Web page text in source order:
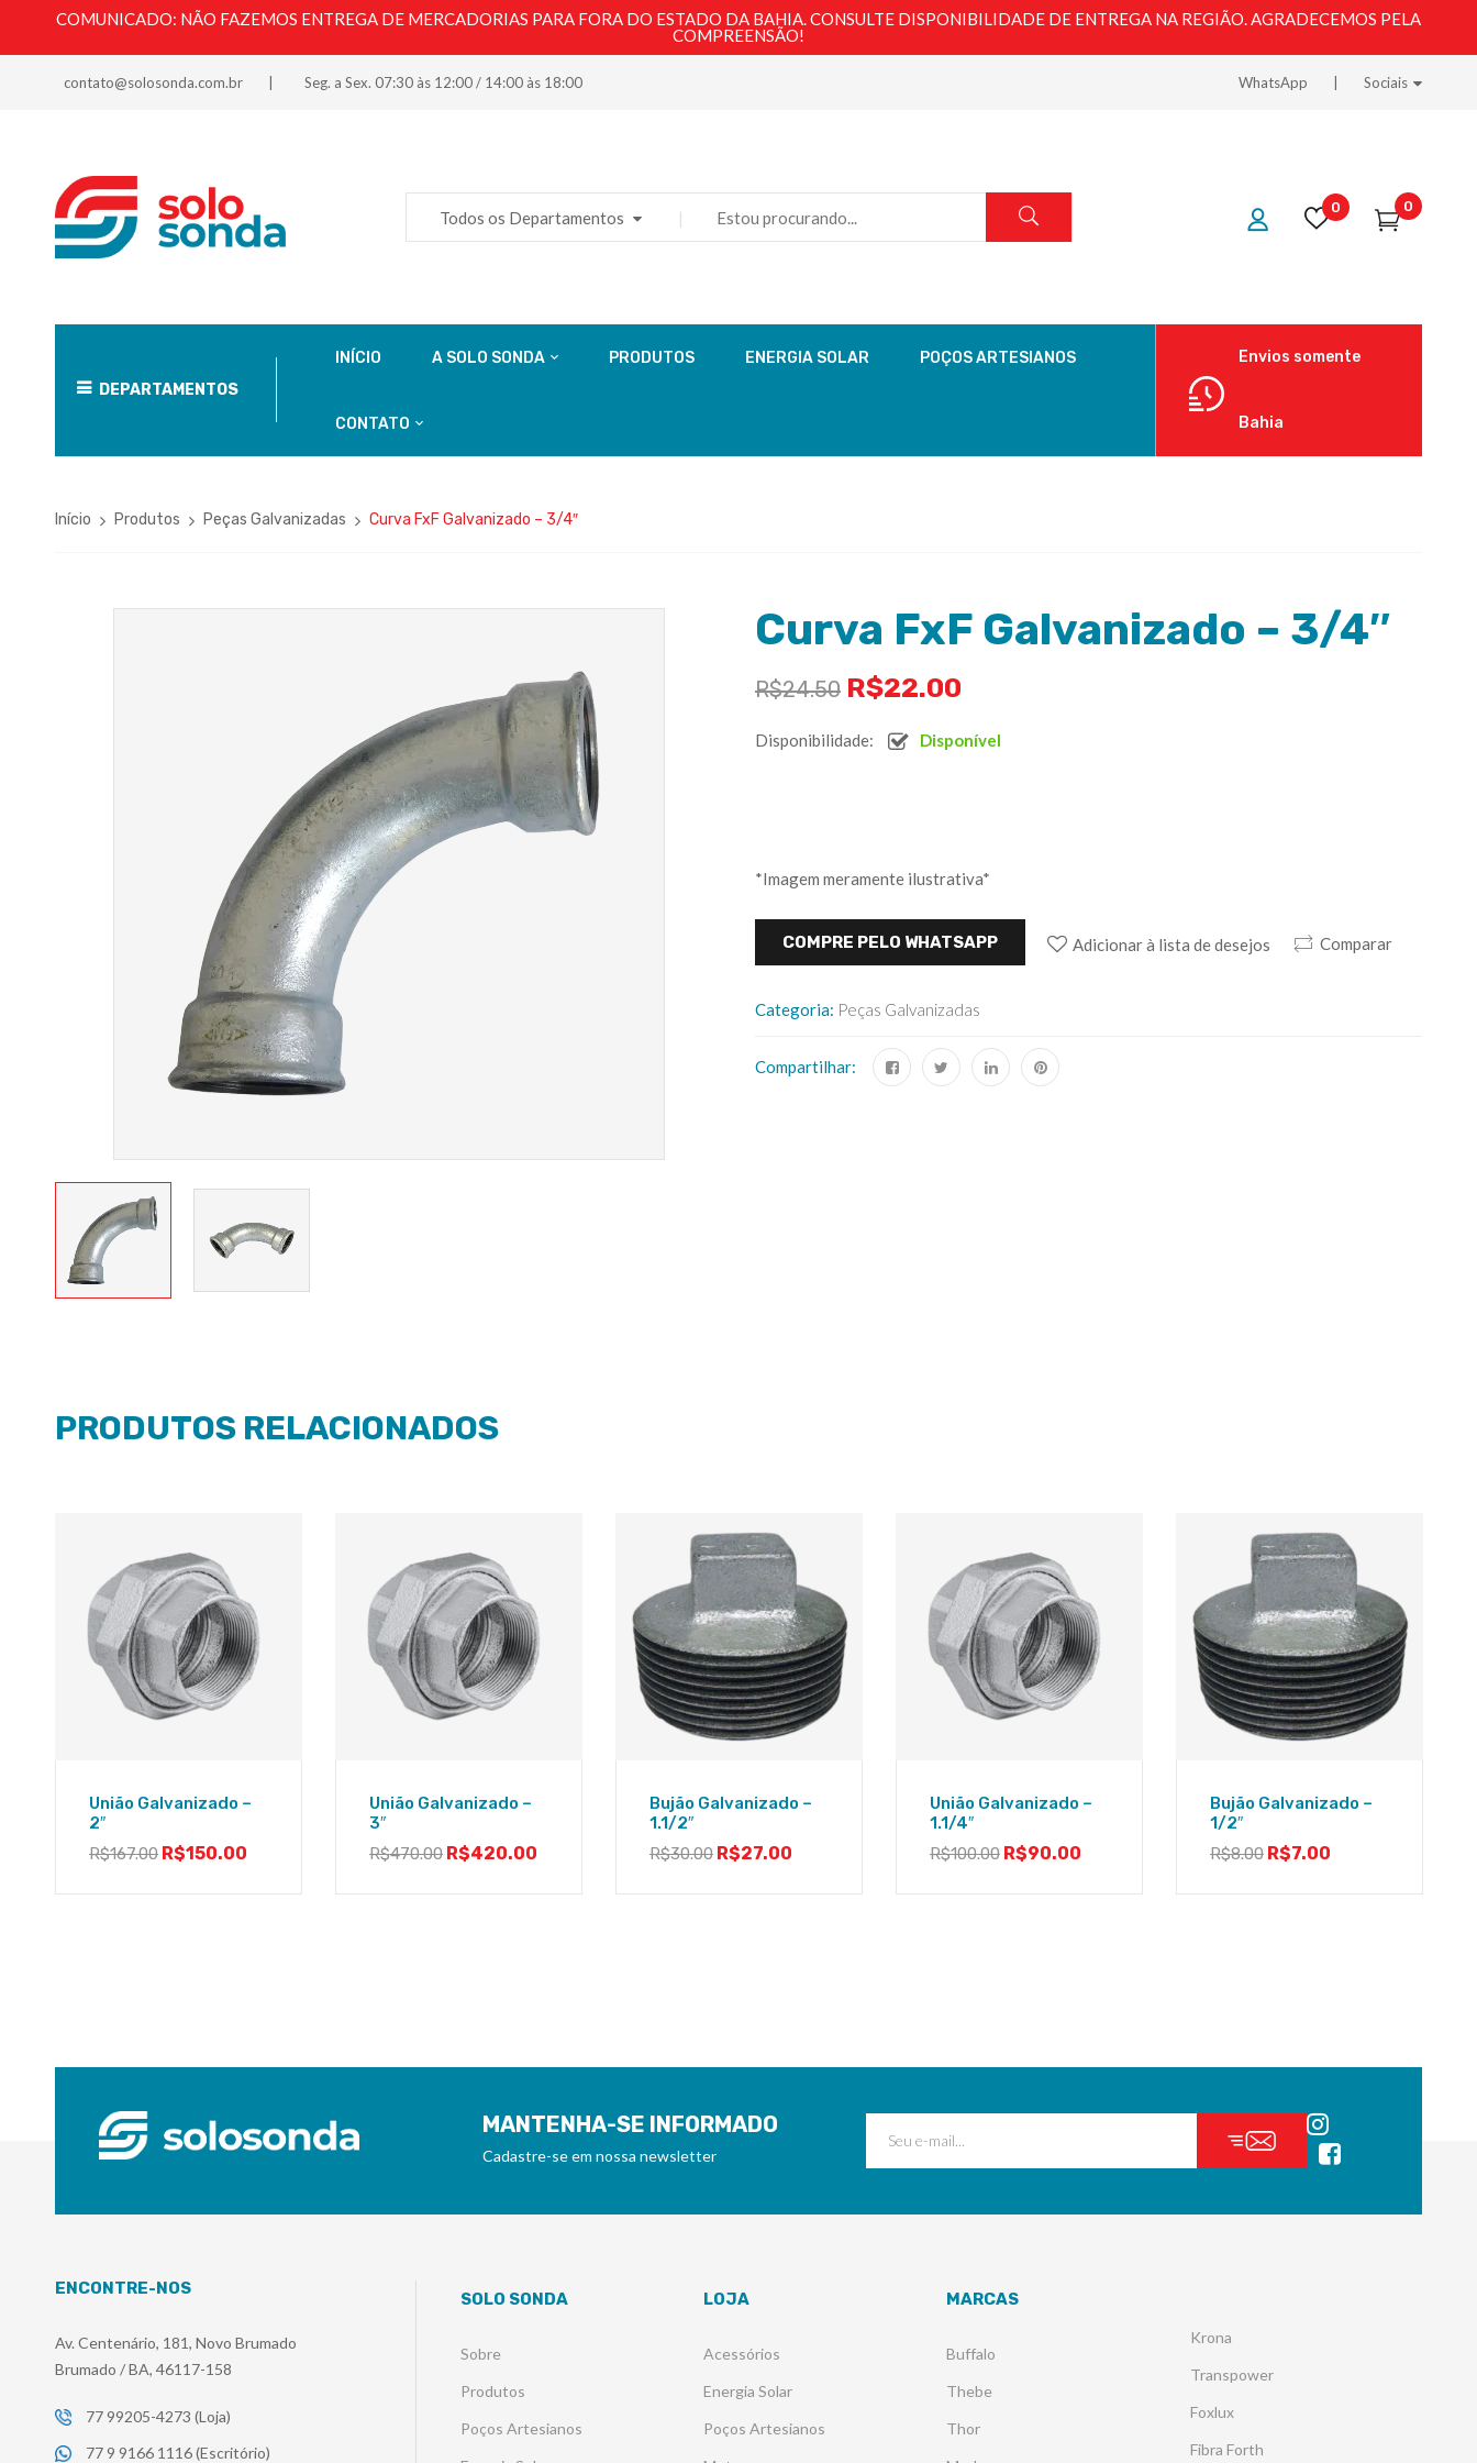
COMUNICADO: NÃO FAZEMOS ENTREGA DE MERCADORIAS PARA FORA DO ESTADO DA BAHIA. CONSULTE DISPONIBILIDADE DE ENTREGA NA REGIÃO. AGRADECEMOS PELA
COMPREENSÃO!
contato@solosonda.com.br Seg. a Sex. 07:30 às 12:00 / 14:00 às 18:00 WhatsApp Sociais
Todos os Departamentos
0 0
DEPARTAMENTOS
INÍCIO A SOLO SONDA PRODUTOS ENERGIA SOLAR POÇOS ARTESIANOS
CONTATO
Envios somente
Bahia
Início Produtos Peças Galvanizadas Curva FxF Galvanizado – 3/4″
Curva FxF Galvanizado – 3/4″
R$24.50 R$22.00
Disponibilidade: Disponível
*Imagem meramente ilustrativa*
COMPRE PELO WHATSAPP Adicionar à lista de desejos Comparar
Categoria: Peças Galvanizadas
Compartilhar:
PRODUTOS RELACIONADOS
União Galvanizado –
2″
R$167.00 R$150.00
União Galvanizado –
3″
R$470.00 R$420.00
Bujão Galvanizado –
1.1/2″
R$30.00 R$27.00
União Galvanizado –
1.1/4″
R$100.00 R$90.00
Bujão Galvanizado –
1/2″
R$8.00 R$7.00
MANTENHA-SE INFORMADO
Cadastre-se em nossa newsletter
ENCONTRE-NOS
Av. Centenário, 181, Novo Brumado
Brumado / BA, 46117-158
77 99205-4273 (Loja)
77 9 9166 1116 (Escritório)
SOLO SONDA
Sobre
Produtos
Poços Artesianos
LOJA
Acessórios
Energia Solar
Poços Artesianos
MARCAS
Buffalo
Thebe
Thor
Krona
Transpower
Foxlux
Fibra Forth